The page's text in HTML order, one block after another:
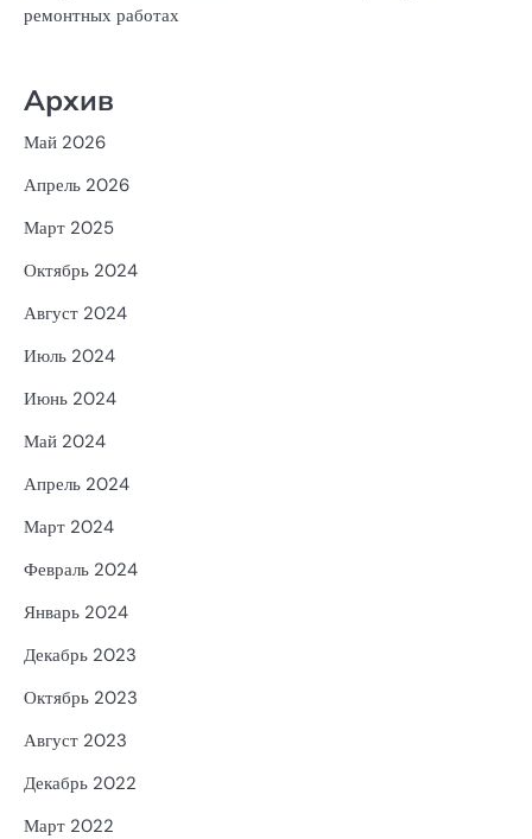
ремонтных работах
Архив
Май 2026
Апрель 2026
Март 2025
Октябрь 2024
Август 2024
Июль 2024
Июнь 2024
Май 2024
Апрель 2024
Март 2024
Февраль 2024
Январь 2024
Декабрь 2023
Октябрь 2023
Август 2023
Декабрь 2022
Март 2022